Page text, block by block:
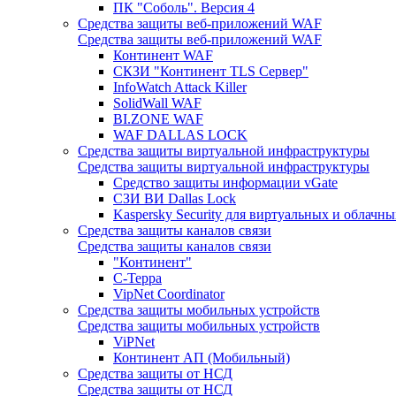
ПК "Соболь". Версия 4
Средства защиты веб-приложений WAF
Средства защиты веб-приложений WAF
Континент WAF
СКЗИ "Континент TLS Сервер"
InfoWatch Attack Killer
SolidWall WAF
BI.ZONE WAF
WAF DALLAS LOCK
Средства защиты виртуальной инфраструктуры
Средства защиты виртуальной инфраструктуры
Средство защиты информации vGate
СЗИ ВИ Dallas Lock
Kaspersky Security для виртуальных и
Средства защиты каналов связи
Средства защиты каналов связи
"Континент"
С-Терра
VipNet Coordinator
Средства защиты мобильных устройств
Средства защиты мобильных устройств
ViPNet
Континент АП (Мобильный)
Средства защиты от НСД
Средства защиты от НСД